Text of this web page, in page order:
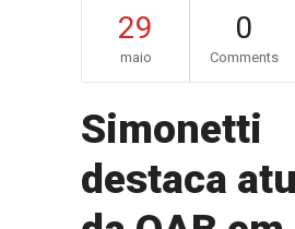
29
maio
0
Comments
Simonetti
destaca